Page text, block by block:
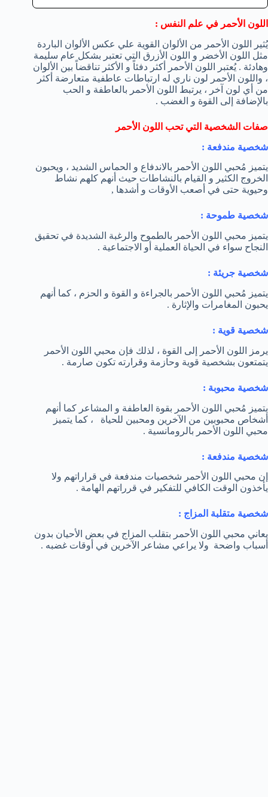
اللون الأحمر في علم النفس :
يُثير اللون الأحمر من الألوان القوية علي عكس الألوان الباردة
مثل اللون الأخضر و اللون الأزرق التي تعتبر بشكل عام سليمة
وهادئة . يُعتبر اللون الأحمر أكثر دفئاً و الأكثر تناقضاً بين الألوان
، واللون الأحمر لون ناري له ارتباطات عاطفية متعارضة أكثر
من أي لون آخر ، يرتبط اللون الأحمر بالعاطفة و الحب
بالإضافة إلى القوة و الغضب .
صفات الشخصية التي تحب اللون الأحمر
شخصية مندفعة :
يتميز مُحبي اللون الأحمر بالاندفاع و الحماس الشديد ، ويحبون
الخروج الكثير و القيام بالنشاطات حيث أنهم كلهم نشاط
وحيوية حتى في أصعب الأوقات و أشدها ,
شخصية طموحة :
يتميز محبي اللون الأحمر بالطموح والرغبة الشديدة في تحقيق
النجاح سواء في الحياة العملية أو الاجتماعية .
شخصية جريئة :
يتميز مُحبي اللون الأحمر بالجراءة و القوة و الحزم ، كما أنهم
يحبون المغامرات والإثارة .
شخصية قوية :
يرمز اللون الأحمر إلى القوة ، لذلك فإن محبي اللون الأحمر
يتمتعون بشخصية قوية وحازمة وقرارته تكون صارمة .
شخصية محبوبة :
يتميز مُحبي اللون الأحمر بقوة العاطفة و المشاعر كما أنهم
أشخاص محبوبين من الآخرين ومحبين للحياة ، كما يتميز
محبي اللون الأحمر بالرومانسية .
شخصية مندفعة :
إن محبي اللون الأحمر شخصيات مندفعة في قراراتهم ولا
يأخذون الوقت الكافي للتفكير في قرراتهم الهامة .
شخصية متقلبة المزاج :
يعاني محبي اللون الأحمر بتقلب المزاج في بعض الأحيان بدون
أسباب واضحة ولا يراعي مشاعر الآخرين في أوقات غضبه .